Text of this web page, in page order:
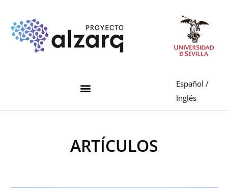
Español /
Inglés
ARTÍCULOS